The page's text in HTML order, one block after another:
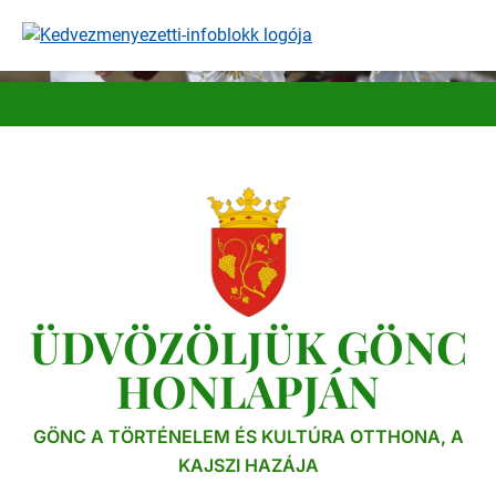
ÜDVÖZÖLJÜK GÖNC
HONLAPJÁN
GÖNC A TÖRTÉNELEM ÉS KULTÚRA OTTHONA, A
KAJSZI HAZÁJA